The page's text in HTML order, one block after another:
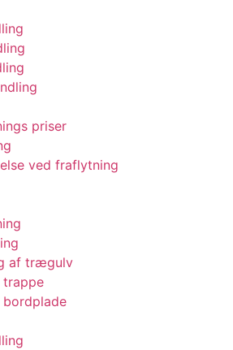
priser
ved fraflytning
af trægulv
trappe
bordplade